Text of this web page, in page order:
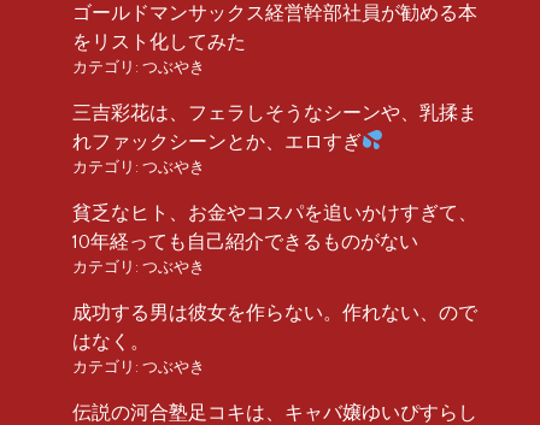
ゴールドマンサックス経営幹部社員が勧める本
をリスト化してみた
カテゴリ: つぶやき
三吉彩花は、フェラしそうなシーンや、乳揉ま
れファックシーンとか、エロすぎ
カテゴリ: つぶやき
貧乏なヒト、お金やコスパを追いかけすぎて、
10年経っても自己紹介できるものがない
カテゴリ: つぶやき
成功する男は彼女を作らない。作れない、ので
はなく。
カテゴリ: つぶやき
伝説の河合塾足コキは、キャバ嬢ゆいぴすらし